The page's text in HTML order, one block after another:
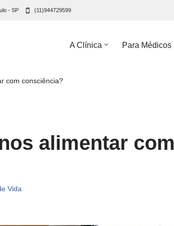
- SP (11)944729599
A Clínica Para Médicos
com consciência?
alimentar com
Vida